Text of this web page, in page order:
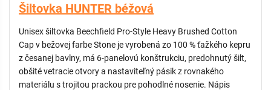
Šiltovka HUNTER béžová
Unisex šiltovka Beechfield Pro-Style Heavy Brushed Cotton
Cap v bežovej farbe Stone je vyrobená zo 100 % ťažkého kepru
z česanej bavlny, má 6-panelovú konštrukciu, predohnutý šilt,
obšité vetracie otvory a nastaviteľný pásik z rovnakého
materiálu s trojitou prackou pre pohodlné nosenie. Nápis